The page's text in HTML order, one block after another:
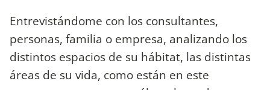
Entrevistándome con los consultantes,
personas, familia o empresa, analizando los
distintos espacios de su hábitat, las distintas
áreas de su vida, como están en este